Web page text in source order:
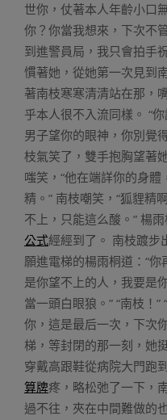
世你，仗著本人年齡小口
你？你當我想來，下次不
到進警員局，我只會拍手
慣著她，從她第一次見到
著南枝寒寒清清站在那，
乎本人很不入流同樣。 “
男子望你的眼神，你別覺
枝氣笑了，雙手抱胸望著
嗤笑，“他在端詳你的身
精。” 南枝嘲笑，“狐貍精
不上，只能這么酸。” 楊
公式經經到了。 南枝踱步
願進電梯的楊雨桐道：“
是你望不上的人，我要是
當一頭白眼狼。” “南枝！
你，這是最后一次，下次
梯，等封閉的那一刻，她
穿戴高跟鞋從病院大門跑
算牌疼，略松弛了一下，
過不往，夾在中間難做的